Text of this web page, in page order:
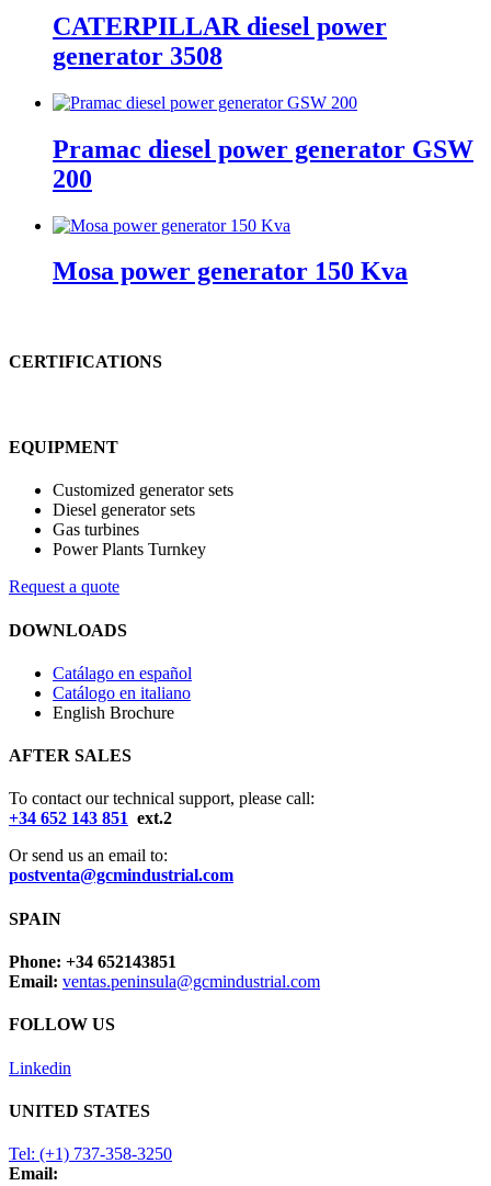
CATERPILLAR diesel power
generator 3508
Pramac diesel power generator GSW
200
Mosa power generator 150 Kva
CERTIFICATIONS
EQUIPMENT
Customized generator sets
Diesel generator sets
Gas turbines
Power Plants Turnkey
Request a quote
DOWNLOADS
Catálago en español
Catálogo en italiano
English Brochure
AFTER SALES
To contact our technical support, please call:
+34 652 143 851 ext.2
Or send us an email to:
postventa@gcmindustrial.com
SPAIN
Phone: +34 652143851
Email: ventas.peninsula@gcmindustrial.com
FOLLOW US
Linkedin
UNITED STATES
Tel: (+1) 737-358-3250
Email: